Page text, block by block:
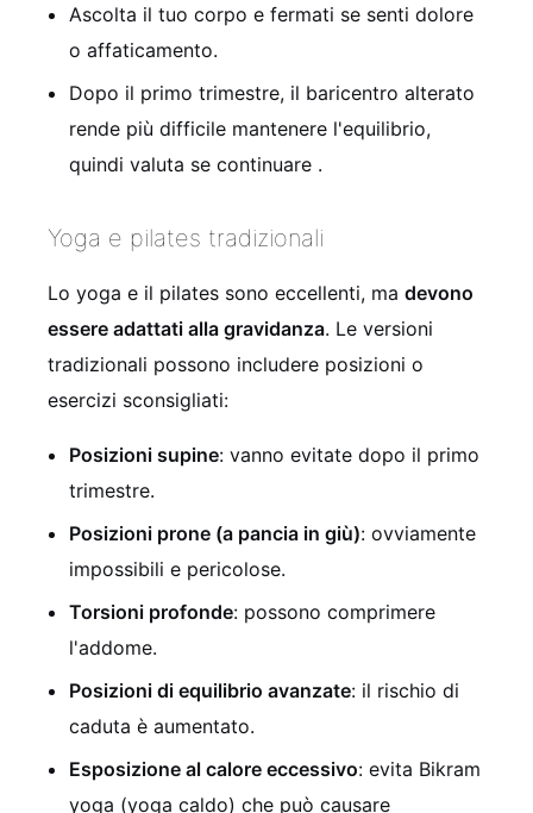
Ascolta il tuo corpo e fermati se senti dolore
o affaticamento.
Dopo il primo trimestre, il baricentro alterato
rende più difficile mantenere l'equilibrio,
quindi valuta se continuare .
Yoga e pilates tradizionali
Lo yoga e il pilates sono eccellenti, ma devono
essere adattati alla gravidanza. Le versioni
tradizionali possono includere posizioni o
esercizi sconsigliati:
Posizioni supine: vanno evitate dopo il primo
trimestre.
Posizioni prone (a pancia in giù): ovviamente
impossibili e pericolose.
Torsioni profonde: possono comprimere
l'addome.
Posizioni di equilibrio avanzate: il rischio di
caduta è aumentato.
Esposizione al calore eccessivo: evita Bikram
yoga (yoga caldo) che può causare